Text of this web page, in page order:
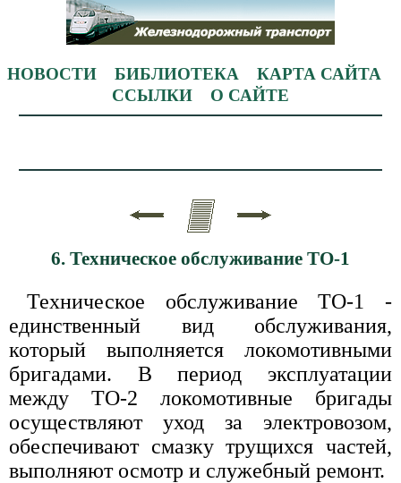
НОВОСТИ БИБЛИОТЕКА
КАРТА САЙТА
ССЫЛКИ
О САЙТЕ
6. Техническое обслуживание ТО-1
Техническое обслуживание ТО-1 -
единственный вид обслуживания,
который выполняется локомотивными
бригадами. В период эксплуатации
между ТО-2 локомотивные бригады
осуществляют уход за электровозом,
обеспечивают смазку трущихся частей,
выполняют осмотр и служебный ремонт.